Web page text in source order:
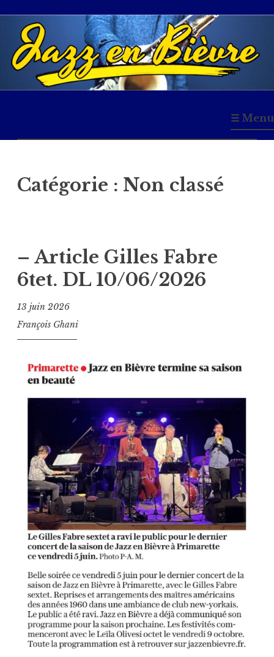
Accéder
contenu
principal
☰ Menu
Catégorie : Non classé
– Article Gilles Fabre
6tet. DL 10/06/2026
13 juin 2026
François Ghani